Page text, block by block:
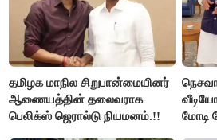
தமிழக மாநில சிறுபான்மையினர்
ஆணையத்தின் தலைவராக
பெலிக்ஸ் ஜெரால்டு நியமனம்.!!
மோடி